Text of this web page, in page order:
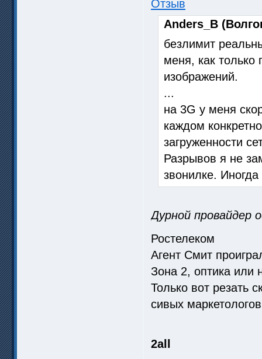
Отзыв
Anders_B
безлимит
меня, как только
изображений.
...
на 3G у меня
каждом
загруженности
Разрывов я не
звонилке.
Дурной провайдер
Ростелеком
Агент Смит
Зона 2, оптика или
Только вот резать
сивых маркетологов
2all